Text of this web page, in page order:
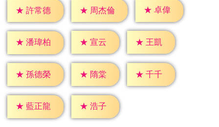
★ 許常德 ★ 周杰倫 ★ 卓偉
★ 潘瑋柏 ★ 宣云 ★ 王凱
★ 孫德榮 ★ 隋棠 ★ 千千
★ 藍正龍 ★ 浩子